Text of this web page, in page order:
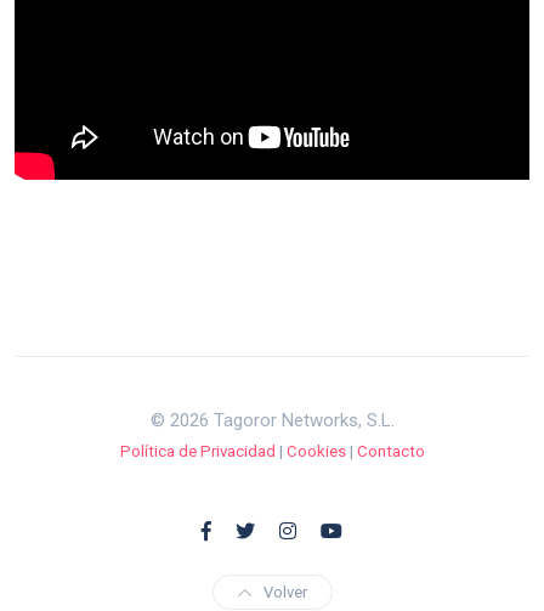
© 2026 Tagoror Networks, S.L.
Política de Privacidad | Cookies| Contacto
Volver